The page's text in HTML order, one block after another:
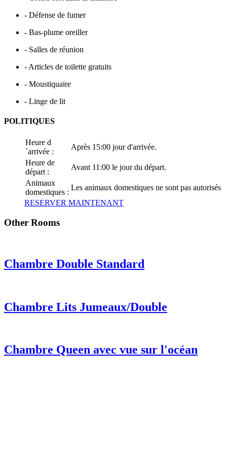
- Défense de fumer
- Bas-plume oreiller
- Salles de réunion
- Articles de toilette gratuits
- Moustiquaire
- Linge de lit
POLITIQUES
Heure d
´arrivée :
Après 15:00 jour d'arrivée.
Heure de
départ :
Avant 11:00 le jour du départ.
Animaux
domestiques :
Les animaux domestiques ne sont pas autorisés
RESERVER MAINTENANT
Other Rooms
Chambre Double Standard
Chambre Lits Jumeaux/Double
Chambre Queen avec vue sur l'océan